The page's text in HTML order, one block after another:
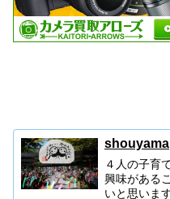
shouyama
４人の子育
興味がある
いと思います